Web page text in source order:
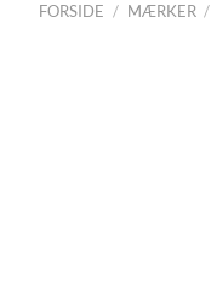
FORSIDE / MÆRKER /